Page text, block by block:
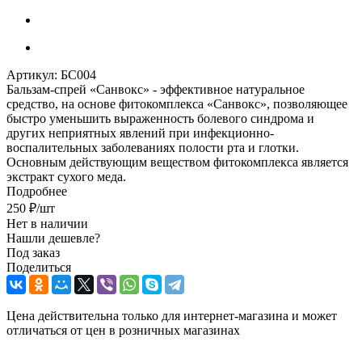
Артикул: БС004
Бальзам-спрей «Санвокс» - эффективное натуральное
средство, на основе фитокомплекса «Санвокс», позволяющее
быстро уменьшить выраженность болевого синдрома и
других неприятных явлений при инфекционно-
воспалительных заболеваниях полости рта и глотки.
Основным действующим веществом фитокомплекса является
экстракт сухого меда.
Подробнее
250 ₽/шт
Нет в наличии
Нашли дешевле?
Под заказ
Поделиться
Цена действительна только для интернет-магазина и может
отличаться от цен в розничных магазинах